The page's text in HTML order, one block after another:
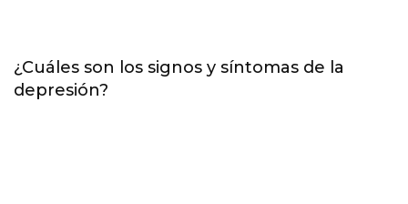
¿Cuáles son los signos y síntomas de la
depresión?